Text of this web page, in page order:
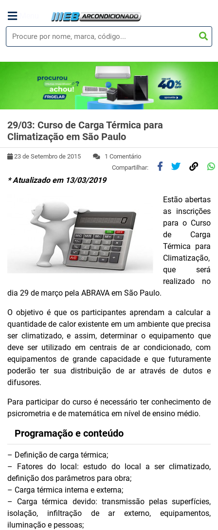
29/03: Curso de Carga Térmica para
Climatização em São Paulo
23 de Setembro de 2015
1 Comentário
Compartilhar:
* Atualizado em 13/03/2019
Estão abertas
as inscrições
para o Curso
de Carga
Térmica para
Climatização,
que será
realizado no
dia 29 de março pela ABRAVA em São Paulo.
O objetivo é que os participantes aprendam a calcular a
quantidade de calor existente em um ambiente que precisa
ser climatizado, e assim, determinar o equipamento que
deve ser utilizado em centrais de ar condicionado, com
equipamentos de grande capacidade e que futuramente
poderão ter sua distribuição de ar através de dutos e
difusores.
Para participar do curso é necessário ter conhecimento de
psicrometria e de matemática em nível de ensino médio.
Programação e conteúdo
– Definição de carga térmica;
– Fatores do local: estudo do local a ser climatizado,
definição dos parâmetros para obra;
– Carga térmica interna e externa;
– Carga térmica devido: transmissão pelas superfícies,
isolação, infiltração de ar externo, equipamentos,
iluminação e pessoas;